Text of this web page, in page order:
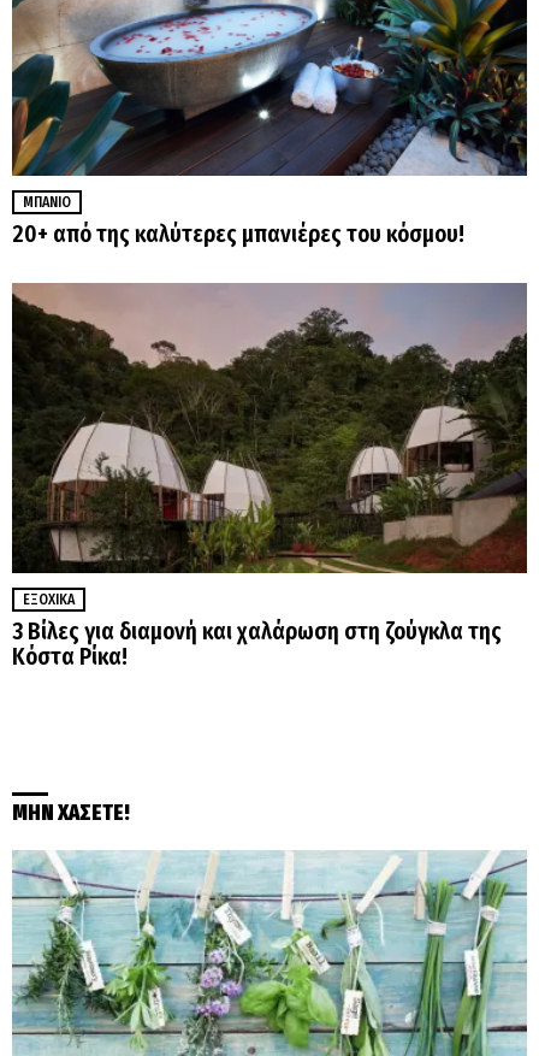
ΜΠΆΝΙΟ
20+ από της καλύτερες μπανιέρες του κόσμου!
ΕΞΟΧΙΚΆ
3 Βίλες για διαμονή και χαλάρωση στη ζούγκλα της
Κόστα Ρίκα!
ΜΗΝ ΧΑΣΕΤΕ!